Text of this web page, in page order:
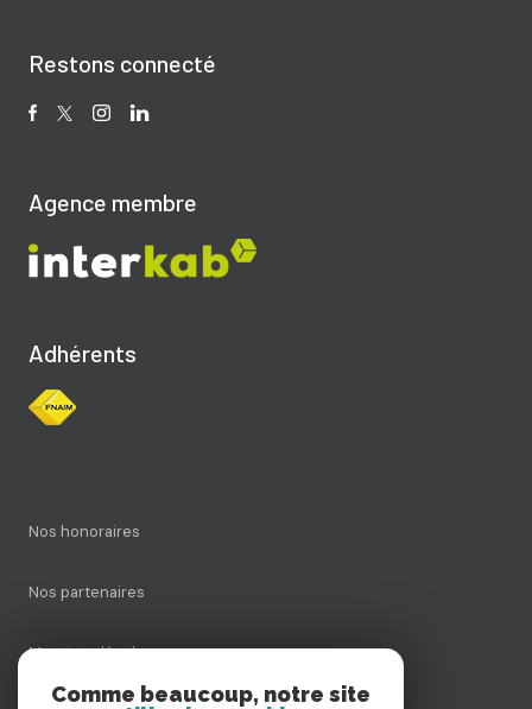
Restons connecté
Agence membre
Adhérents
Nos honoraires
Nos partenaires
Mentions légales
Comme beaucoup, notre site